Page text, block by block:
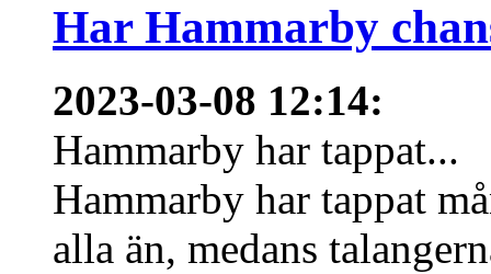
Har Hammarby
2023-03-08 12:14:
Hammarby har tappat...
Hammarby har tappat
alla än, medans